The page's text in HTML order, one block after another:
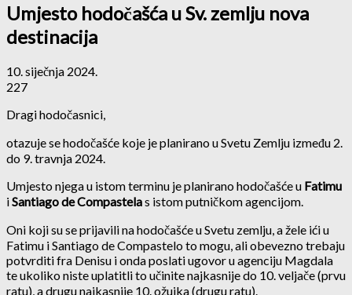
Umjesto hodočašća u Sv. zemlju nova
destinacija
10. siječnja 2024.
227
Dragi hodočasnici,
otazuje se hodočašće koje je planirano u Svetu Zemlju između 2.
do 9. travnja 2024.
Umjesto njega u istom terminu je planirano hodočašće u Fatimu
iSantiago de Compastelas istom putničkom agencijom.
Oni koji su se prijavili na hodočašće u Svetu zemlju, a žele ići u
Fatimu i Santiago de Compastelo to mogu, ali obevezno trebaju
potvrditi fra Denisu i onda poslati ugovor u agenciju Magdala
te ukoliko niste uplatitli to učinite najkasnije do 10. veljače (prvu
ratu), a drugu najkasnije 10. ožujka (drugu ratu).